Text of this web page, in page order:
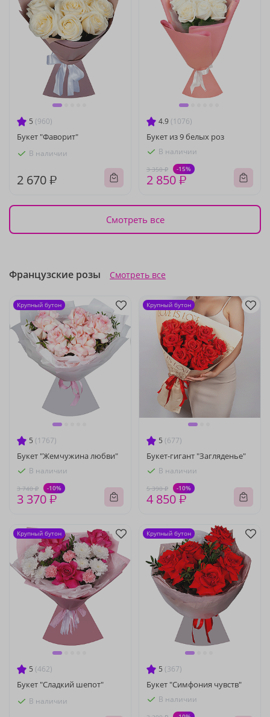
5 (960)
Букет "Фаворит"
В наличии
2 670 ₽
4.9 (1076)
Букет из 9 белых роз
В наличии
3 350 ₽ -15%
2 850 ₽
Смотреть все
Французские розы Смотреть все
5 (1767)
Букет "Жемчужина любви"
В наличии
3 740 ₽ -10%
3 370 ₽
Крупный бутон
5 (677)
Букет-гигант "Загляденье"
В наличии
5 390 ₽ -10%
4 850 ₽
Крупный бутон
5 (462)
Букет "Сладкий шепот"
В наличии
Крупный бутон
5 (367)
Букет "Симфония чувств"
В наличии
Крупный бутон